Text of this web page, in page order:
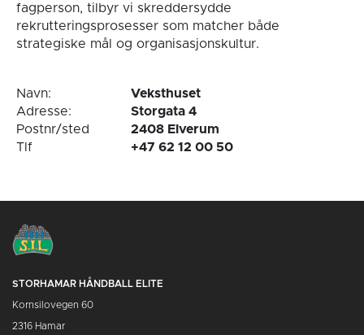
fagperson, tilbyr vi skreddersydde
rekrutteringsprosesser som matcher både
strategiske mål og organisasjonskultur.
Navn:
Veksthuset
Adresse:
Storgata 4
Postnr/sted
2408 Elverum
Tlf
+47 62 12 00 50
STORHAMAR HÅNDBALL ELITE
Kornsilovegen 60
2316 Hamar